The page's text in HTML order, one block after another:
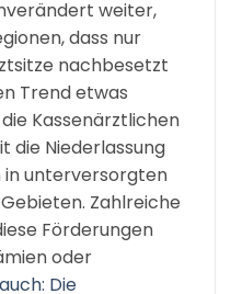
weiter,
dass nur
nachbesetzt
Trend etwas
Kassenärztlichen
die Niederlassung
in unterversorgten
Zahlreiche
Förderungen
oder
Die